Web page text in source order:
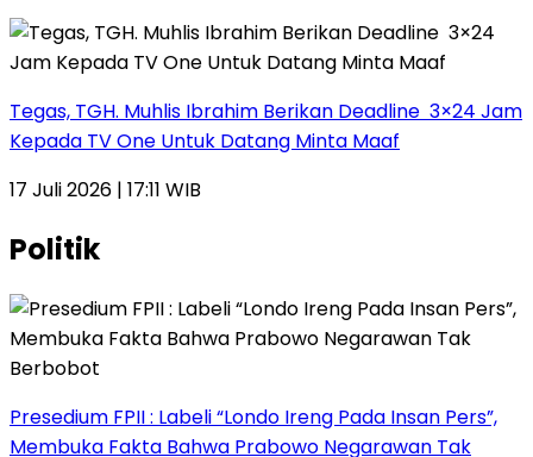
Tegas, TGH. Muhlis Ibrahim Berikan Deadline 3×24 Jam
Kepada TV One Untuk Datang Minta Maaf
17 Juli 2026 | 17:11 WIB
Politik
Presedium FPII : Labeli “Londo Ireng Pada Insan Pers”,
Membuka Fakta Bahwa Prabowo Negarawan Tak